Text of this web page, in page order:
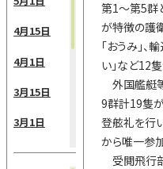
4月15日
4月1日
3月15日
3月1日
2月15日
第1～第5群
が特徴の護衛
「おうみ」、
い」など12
外国艦艇
9群計19隻
登舷礼を行
から唯一参
受閲飛行